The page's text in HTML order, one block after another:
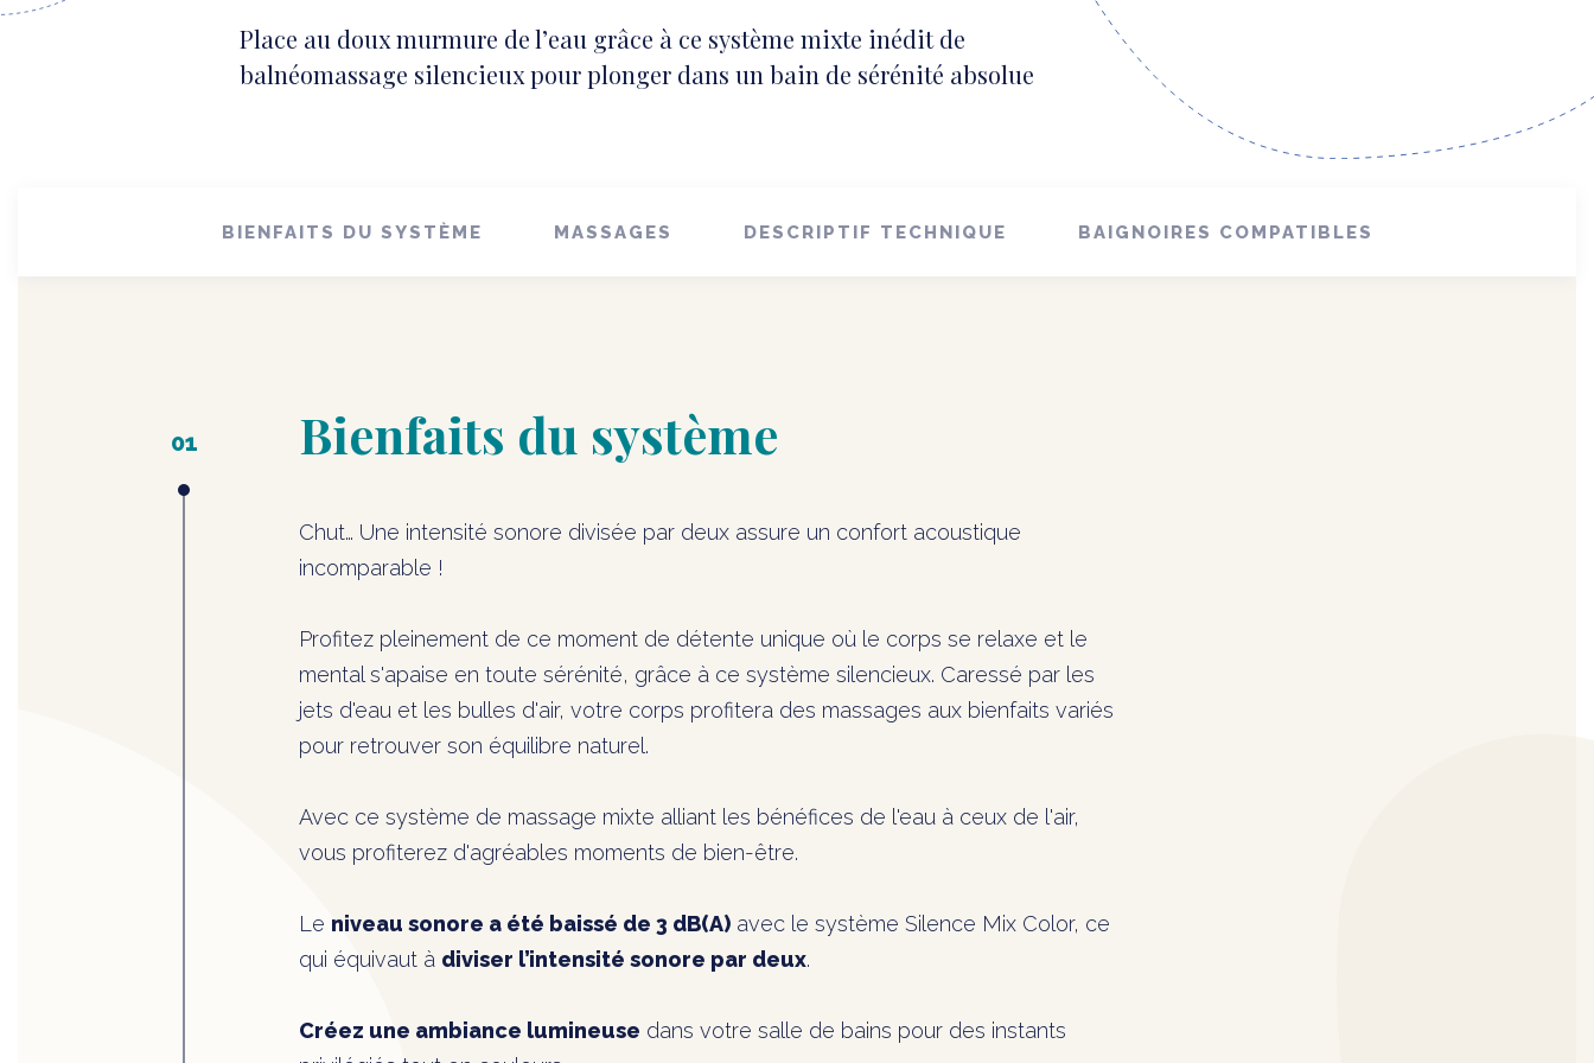
Place au doux murmure de l’eau grâce à ce système mixte inédit de
balnéomassage silencieux pour plonger dans un bain de sérénité absolue
BIENFAITS DU SYSTÈME MASSAGES DESCRIPTIF TECHNIQUE BAIGNOIRES COMPATIBLES
Bienfaits du système
Chut… Une intensité sonore divisée par deux assure un confort acoustique
incomparable !
Profitez pleinement de ce moment de détente unique où le corps se relaxe et le
mental s'apaise en toute sérénité, grâce à ce système silencieux. Caressé par les
jets d'eau et les bulles d'air, votre corps profitera des massages aux bienfaits variés
pour retrouver son équilibre naturel.
Avec ce système de massage mixte alliant les bénéfices de l'eau à ceux de l'air,
vous profiterez d'agréables moments de bien-être.
Le niveau sonore a été baissé de 3 dB(A) avec le système Silence Mix Color, ce
qui équivaut à diviser l’intensité sonore par deux.
Créez une ambiance lumineuse dans votre salle de bains pour des instants